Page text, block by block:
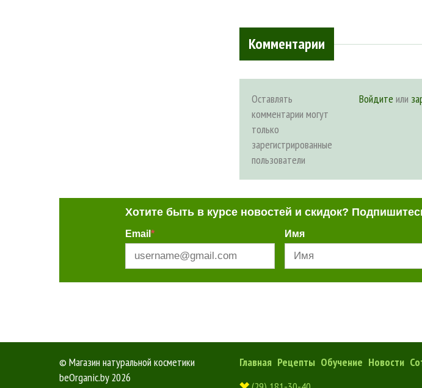
Комментарии
Оставлять
комментарии могут
только
зарегистрированные
пользователи
Войдите или
Хотите быть в курсе новостей и скидок?
Email * Имя
© Магазин натуральной косметики
beOrganic.by2026
Главная Рецепты Обучение Новости